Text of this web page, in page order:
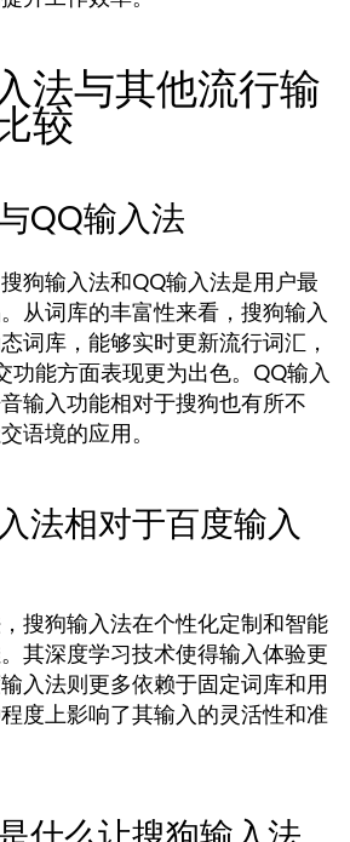
法与其他流行输
较
QQ输入法
狗输入法和QQ输入法是用户最
从词库的丰富性来看，搜狗输入
词库，能够实时更新流行词汇，
功能方面表现更为出色。QQ输入
输入功能相对于搜狗也有所不
语境的应用。
法相对于百度输入
搜狗输入法在个性化定制和智能
其深度学习技术使得输入体验更
入法则更多依赖于固定词库和用
度上影响了其输入的灵活性和准